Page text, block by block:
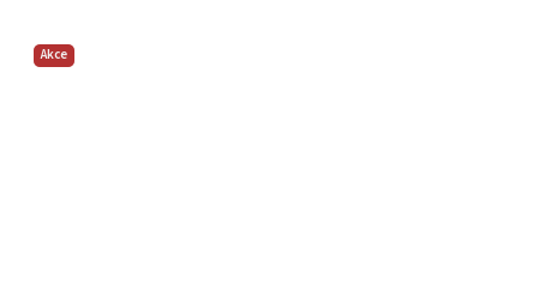
Akce